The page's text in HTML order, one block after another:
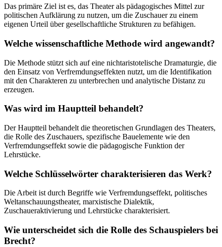
Das primäre Ziel ist es, das Theater als pädagogisches Mittel zur
politischen Aufklärung zu nutzen, um die Zuschauer zu einem
eigenen Urteil über gesellschaftliche Strukturen zu befähigen.
Welche wissenschaftliche Methode wird angewandt?
Die Methode stützt sich auf eine nichtaristotelische Dramaturgie, die
den Einsatz von Verfremdungseffekten nutzt, um die Identifikation
mit den Charakteren zu unterbrechen und analytische Distanz zu
erzeugen.
Was wird im Hauptteil behandelt?
Der Hauptteil behandelt die theoretischen Grundlagen des Theaters,
die Rolle des Zuschauers, spezifische Bauelemente wie den
Verfremdungseffekt sowie die pädagogische Funktion der
Lehrstücke.
Welche Schlüsselwörter charakterisieren das Werk?
Die Arbeit ist durch Begriffe wie Verfremdungseffekt, politisches
Weltanschauungstheater, marxistische Dialektik,
Zuschaueraktivierung und Lehrstücke charakterisiert.
Wie unterscheidet sich die Rolle des Schauspielers bei
Brecht?